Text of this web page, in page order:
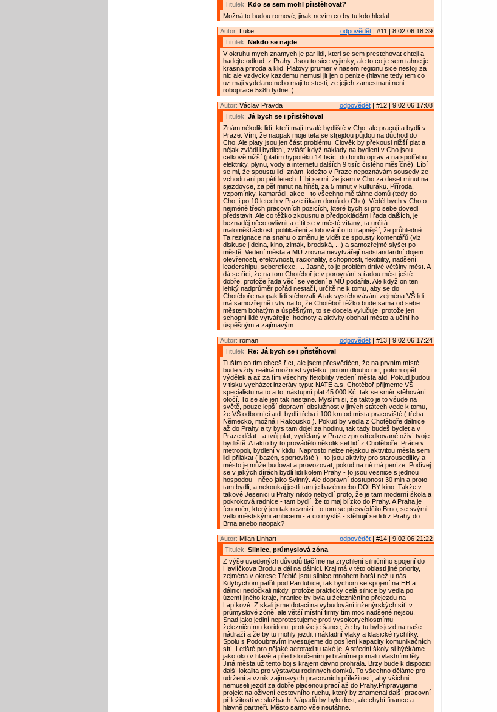
Titulek: Kdo se sem mohl přistěhovat?
Možná to budou romové, jinak nevím co by tu kdo hledal.
odpovědět| #11 | 8.02.06 18:39
Autor: Luke
Titulek: Nekdo se najde
V okruhu mych znamych je par lidi, kteri se sem prestehovat chteji a
hadejte odkud: z Prahy. Jsou to sice vyjimky, ale to co je sem tahne je
krasna priroda a klid. Platovy prumer v nasem regionu sice nestoji za
nic ale vzdycky kazdemu nemusi jit jen o penize (hlavne tedy tem co
uz maji vydelano nebo maji to stesti, ze jejich zamestnani neni
roboprace 5x8h tydne :)...
odpovědět| #12 | 9.02.06 17:08
Autor: Václav Pravda
Titulek: Já bych se i přistěhoval
Znám několik lidí, kteří mají trvalé bydliště v Cho, ale pracují a bydlí v
Praze. Vím, že naopak moje teta se strejdou půjdou na důchod do
Cho. Ale platy jsou jen část problému. Člověk by překousl nižší plat a
nějak zvládl i bydlení, zvlášť když náklady na bydlení v Cho jsou
celkově nižší (platím hypotéku 14 tisíc, do fondu oprav a na spotřebu
elektriky, plynu, vody a internetu dalších 9 tisíc čistého měsíčně). Líbí
se mi, že spoustu lidí znám, kdežto v Praze nepoznávám sousedy ze
vchodu ani po pěti letech. Líbí se mi, že jsem v Cho za deset minut na
sjezdovce, za pět minut na hřišti, za 5 minut v kulturáku. Příroda,
vzpomínky, kamarádi, akce - to všechno mě táhne domů (tedy do
Cho, i po 10 letech v Praze říkám domů do Cho). Věděl bych v Cho o
nejméně třech pracovních pozicích, které bych si pro sebe dovedl
představit. Ale co těžko zkousnu a předpokládám i řada dalších, je
beznaděj něco ovlivnit a cítit se v městě vítaný, ta určitá
maloměšťáckost, politikaření a lobování o to trapnější, že průhledné.
Ta rezignace na snahu o změnu je vidět ze spousty komentářů (viz
diskuse jídelna, kino, zimák, brodská, ...) a samozřejmě slyšet po
městě. Vedení města a MÚ zrovna nevytvářejí nadstandardní dojem
otevřenosti, efektivnosti, racionality, schopnosti, flexibility, nadšení,
leadershipu, sebereflexe, ... Jasně, to je problém drtivé většiny měst. A
dá se říci, že na tom Chotěboř je v porovnání s řadou měst ještě
dobře, protože řada věcí se vedení a MÚ podařila. Ale když on ten
lehký nadprůměr pořád nestačí, určitě ne k tomu, aby se do
Chotěboře naopak lidi stěhovali. A tak vystěhovávání zejména VŠ lidi
má samozřejmě i vliv na to, že Chotěboř těžko bude sama od sebe
městem bohatým a úspěšným, to se docela vylučuje, protože jen
schopní lidé vytvářející hodnoty a aktivity obohatí město a učiní ho
úspěšným a zajímavým.
odpovědět| #13 | 9.02.06 17:24
Autor: roman
Titulek: Re: Já bych se i přistěhoval
Tuším co tím chceš říct, ale jsem přesvědčen, že na prvním místě
bude vždy reálná možnost výdělku, potom dlouho nic, potom opět
výdělek a až za tím všechny flexibility vedení města atd. Pokud budou
v tisku vycházet inzeráty typu: NATE a.s. Chotěboř přijmeme VŠ
specialistu na to a to, nástupní plat 45.000 Kč, tak se směr stěhování
otočí. To se ale jen tak nestane. Myslím si, že takto je to všude na
světě, pouze lepší dopravní obslužnost v jiných státech vede k tomu,
že VŠ odborníci atd. bydlí třeba i 100 km od místa pracoviště ( třeba
Německo, možná i Rakousko ). Pokud by vedla z Chotěboře dálnice
až do Prahy a ty bys tam dojel za hodinu, tak tady budeš bydlet a v
Praze dělat - a tvůj plat, vydělaný v Praze zprostředkovaně oživí tvoje
bydliště. A takto by to provádělo několik set lidí z Chotěboře. Práce v
metropoli, bydlení v klidu. Naprosto nelze nějakou aktivitou města sem
lidi přilákat ( bazén, sportoviště ) - to jsou aktivity pro starousedlíky a
město je může budovat a provozovat, pokud na ně má peníze. Podívej
se v jakých dírách bydlí lidi kolem Prahy - to jsou vesnice s jednou
hospodou - něco jako Svinný. Ale dopravní dostupnost 30 min a proto
tam bydlí, a nekoukaj jestli tam je bazén nebo DOLBY kino. Takže v
takové Jesenici u Prahy nikdo nebydlí proto, že je tam moderní škola a
pokroková radnice - tam bydlí, že to maj blízko do Prahy. A Praha je
fenomén, který jen tak nezmizí - o tom se přesvědčilo Brno, se svými
velkoměstskými ambicemi - a co myslíš - stěhujií se lidi z Prahy do
Brna anebo naopak?
odpovědět| #14 | 9.02.06 21:22
Autor: Milan Linhart
Titulek: Silnice, průmyslová zóna
Z výše uvedených důvodů tlačíme na zrychlení silničního spojení do
Havlíčkova Brodu a dál na dálnici. Kraj má v této oblasti jiné priority,
zejména v okrese Třebíč jsou silnice mnohem horší než u nás.
Kdybychom patřili pod Pardubice, tak bychom se spojení na HB a
dálnici nedočkali nikdy, protože prakticky celá silnice by vedla po
území jiného kraje, hranice by byla u železničního přejezdu na
Lapíkově. Získali jsme dotaci na vybudování inženýrských sítí v
průmyslové zóně, ale větší místní firmy tím moc nadšené nejsou.
Snad jako jediní neprotestujeme proti vysokorychlostnímu
železničnímu koridoru, protože je šance, že by tu byl sjezd na naše
nádraží a že by tu mohly jezdit i nákladní vlaky a klasické rychlíky.
Spolu s Podoubravím investujeme do posílení kapacity komunikačních
sítí. Letiště pro nějaké aerotaxi tu také je. A střední školy si hýčkáme
jako oko v hlavě a před sloučením je bráníme pomalu vlastními těly.
Jiná města už tento boj s krajem dávno prohrála. Brzy bude k dispozici
další lokalita pro výstavbu rodinných domků. To všechno děláme pro
udržení a vznik zajímavých pracovních příležitostí, aby všichni
nemuseli jezdit za dobře placenou prací až do Prahy.Připravujeme
projekt na oživení cestovního ruchu, který by znamenal další pracovní
příležitosti ve službách. Nápadů by bylo dost, ale chybí finance a
hlavně partneři. Město samo vše neutáhne.